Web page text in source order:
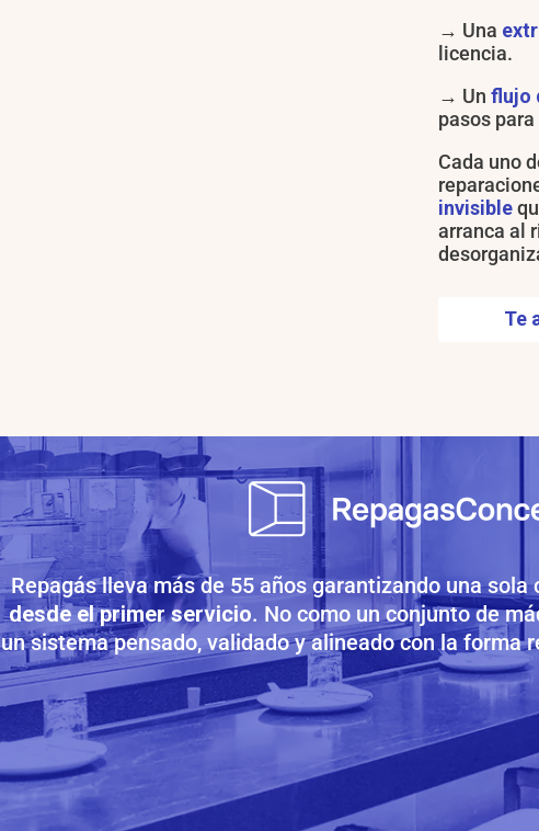
→ Una
licencia.
→ Un flujo
pasos
Cada uno
invisible
arranca al
Te
Repagás lleva más de 55 años garantizando una sola
desde el primer servicio. No como un conjunto de
un sistema pensado, validado y alineado con la forma